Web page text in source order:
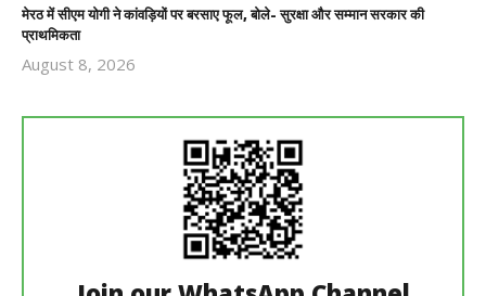
मेरठ में सीएम योगी ने कांवड़ियों पर बरसाए फूल, बोले- सुरक्षा और सम्मान सरकार की
प्राथमिकता
August 8, 2026